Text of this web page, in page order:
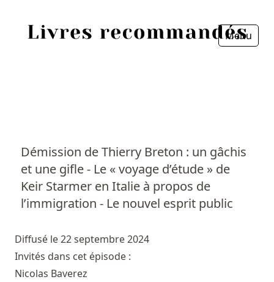
Menu
Démission de Thierry Breton : un gâchis
et une gifle - Le « voyage d’étude » de
Keir Starmer en Italie à propos de
l’immigration - Le nouvel esprit public
Diffusé le 22 septembre 2024
Invités dans cet épisode :
Nicolas Baverez
Personnes
Livres
Livres les plus recommandés
Prix littéraires
Fermer